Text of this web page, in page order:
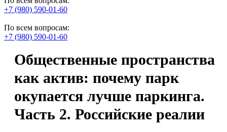
+7 (980) 590-01-60
По всем вопросам:
+7 (980) 590-01-60
Общественные пространства
как актив: почему парк
окупается лучше паркинга.
Часть 2. Российские реалии